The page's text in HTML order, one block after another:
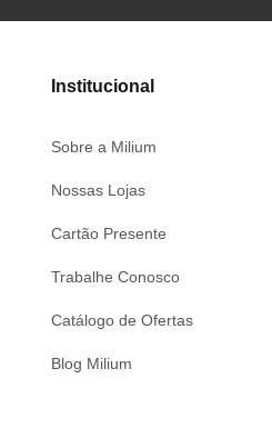
Institucional
Sobre a Milium
Nossas Lojas
Cartão Presente
Trabalhe Conosco
Catálogo de Ofertas
Blog Milium